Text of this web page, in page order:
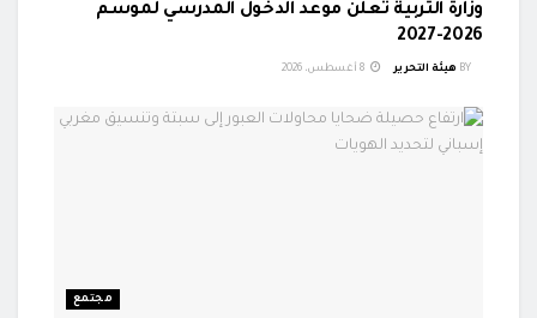
وزارة التربية تعلن موعد الدخول المدرسي لموسم
2026-2027
BY هيئة التحرير
مجتمع